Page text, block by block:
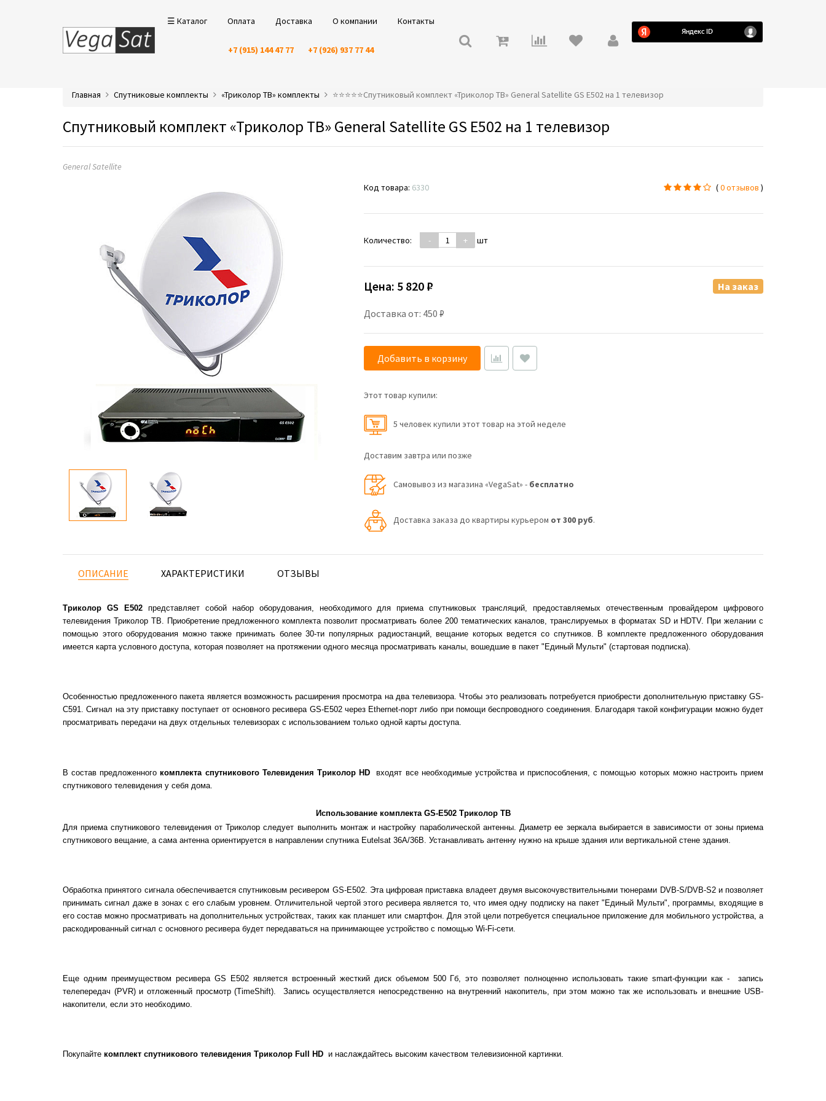
☰ Каталог Оплата Доставка О компании Контакты
+7 (915) 144 47 77 +7 (926) 937 77 44
Главная Спутниковые комплекты «Триколор ТВ» комплекты ⭐️⭐️⭐️⭐️⭐️Спутниковый комплект «Триколор ТВ» General Satellite GS E502 на 1 телевизор
Спутниковый комплект «Триколор ТВ» General Satellite GS E502 на 1 телевизор
General Satellite
Код товара: 6330 (0 отзывов )
Количество: - + шт
Цена: 5 820 ₽
Доставка от: 450 ₽
На заказ
Добавить в корзину
Этот товар купили:
5 человек купили этот товар на этой неделе
Доставим завтра или позже
Самовывоз из магазина «VegaSat» - бесплатно
Доставка заказа до квартиры курьером от 300 руб.
ОПИСАНИЕ ХАРАКТЕРИСТИКИ ОТЗЫВЫ
Триколор GS E502 представляет собой набор оборудования, необходимого для приема спутниковых трансляций, предоставляемых отечественным провайдером цифрового
телевидения Триколор ТВ. Приобретение предложенного комплекта позволит просматривать более 200 тематических каналов, транслируемых в форматах SD и HDTV. При желании с
помощью этого оборудования можно также принимать более 30-ти популярных радиостанций, вещание которых ведется со спутников. В комплекте предложенного оборудования
имеется карта условного доступа, которая позволяет на протяжении одного месяца просматривать каналы, вошедшие в пакет "Единый Мульти" (стартовая подписка).
Особенностью предложенного пакета является возможность расширения просмотра на два телевизора. Чтобы это реализовать потребуется приобрести дополнительную приставку GS-
С591. Сигнал на эту приставку поступает от основного ресивера GS-E502 через Ethernet-порт либо при помощи беспроводного соединения. Благодаря такой конфигурации можно будет
просматривать передачи на двух отдельных телевизорах с использованием только одной карты доступа.
В состав предложенногокомплекта спутникового Телевидения Триколор HD входят все необходимые устройства и приспособления, с помощью которых можно настроить прием
спутникового телевидения у себя дома.
Использование комплекта GS-E502 Триколор ТВ
Для приема спутникового телевидения от Триколор следует выполнить монтаж и настройку параболической антенны. Диаметр ее зеркала выбирается в зависимости от зоны приема
спутникового вещание, а сама антенна ориентируется в направлении спутника Eutelsat 36A/36В. Устанавливать антенну нужно на крыше здания или вертикальной стене здания.
Обработка принятого сигнала обеспечивается спутниковым ресивером GS-E502. Эта цифровая приставка владеет двумя высокочувствительными тюнерами DVB-S/DVB-S2 и позволяет
принимать сигнал даже в зонах с его слабым уровнем. Отличительной чертой этого ресивера является то, что имея одну подписку на пакет "Единый Мульти", программы, входящие в
его состав можно просматривать на дополнительных устройствах, таких как планшет или смартфон. Для этой цели потребуется специальное приложение для мобильного устройства, а
раскодированный сигнал с основного ресивера будет передаваться на принимающее устройство с помощью Wi-Fi-сети.
Еще одним преимуществом ресивера GS E502 является встроенный жесткий диск объемом 500 Гб, это позволяет полноценно использовать такие smart-функции как - запись
телепередач (PVR) и отложенный просмотр (TimeShift). Запись осуществляется непосредственно на внутренний накопитель, при этом можно так же использовать и внешние USB-
накопители, если это необходимо.
Покупайте комплект спутникового телевидения Триколор Full HD и наслаждайтесь высоким качеством телевизионной картинки.